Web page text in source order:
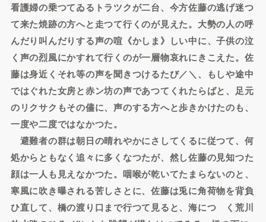
看護婦の乗つてゐるトラツクが二台、今方佐藤の逃げ迷つ
て来た焼跡の方へと走つて行くのが見えた。大勢の人の呼
んだり叫んだりする声の喧《かしま》しい中に、子供の泣
く声の烈風にかすれて行くのが一層物哀れにきこえた。佐
藤は身近くそれ等の声を聞きつけるたび／＼、もしや途中
ではぐれた女房と赤ン坊の声であつてくれたらばと、足元
のリクサクもその儘に、声のする方へと歩きかけたのも、
一度や二度ではなかつた。
避難者の群は朝日の晴れやかにさしてくるに従つて、何
処からともなく追々に多くなつたが、然し佐藤の見知つた
顔は一人も見えなかつた。咽喉が乾いてたまらないのと、
寒風に吹き曝される苦しさとに、佐藤は兎に角荷物を背負
ひ直して、橋の渡り口まで行つて見ると、海につゞく荒川